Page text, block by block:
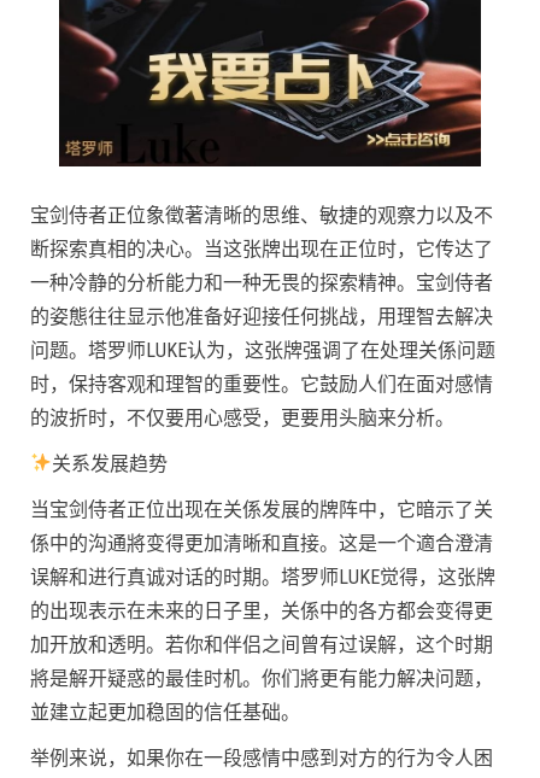
宝剑侍者正位象徵著清晰的思维、敏捷的观察力以及不
断探索真相的决心。当这张牌出现在正位时，它传达了
一种冷静的分析能力和一种无畏的探索精神。宝剑侍者
的姿態往往显示他准备好迎接任何挑战，用理智去解决
问题。塔罗师LUKE认为，这张牌强调了在处理关係问题
时，保持客观和理智的重要性。它鼓励人们在面对感情
的波折时，不仅要用心感受，更要用头脑来分析。
关系发展趋势
当宝剑侍者正位出现在关係发展的牌阵中，它暗示了关
係中的沟通將变得更加清晰和直接。这是一个適合澄清
误解和进行真诚对话的时期。塔罗师LUKE觉得，这张牌
的出现表示在未来的日子里，关係中的各方都会变得更
加开放和透明。若你和伴侣之间曾有过误解，这个时期
將是解开疑惑的最佳时机。你们將更有能力解决问题，
並建立起更加稳固的信任基础。
举例来说，如果你在一段感情中感到对方的行为令人困